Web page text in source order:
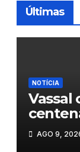
Últimas
NOTÍCIA
Vassal
histórias
AGO 9,